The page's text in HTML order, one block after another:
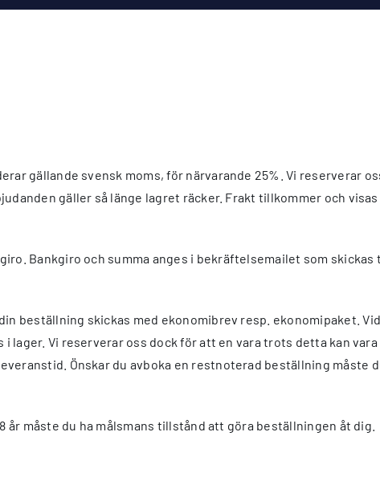
gällande svensk moms, för närvarande 25%. Vi reserverar
gäller så länge lagret räcker. Frakt tillkommer och
Bankgiro och summa anges i bekräftelsemailet som
beställning skickas med ekonomibrev resp. ekonomipaket.
lager. Vi reserverar oss dock för att en vara trots detta kan
Önskar du avboka en restnoterad beställning måste
år måste du ha målsmans tillstånd att göra beställningen åt dig.